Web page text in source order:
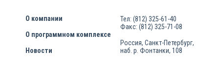
О компании
О программном комплексе
Новости
Тел: (812) 325-61-40
Факс: (812) 325-71-08
Россия, Санкт-Петербург,
наб. р. Фонтанки, 108